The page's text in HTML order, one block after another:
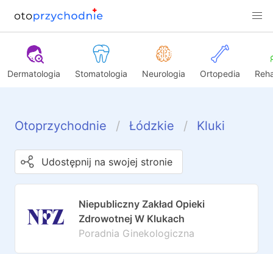
Dermatologia Stomatologia Neurologia Ortopedia
Otoprzychodnie Łódzkie Kluki
Udostępnij na swojej stronie
Niepubliczny Zakład Opieki
Zdrowotnej W Klukach
Poradnia Ginekologiczna